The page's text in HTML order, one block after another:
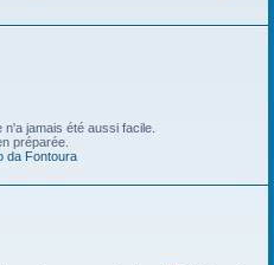
jamais été aussi facile.
préparée.
da Fontoura